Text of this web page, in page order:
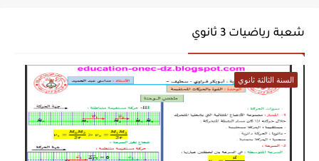
شعبة رياضيات 3 ثانوي
السنة الثالثة ثانوي